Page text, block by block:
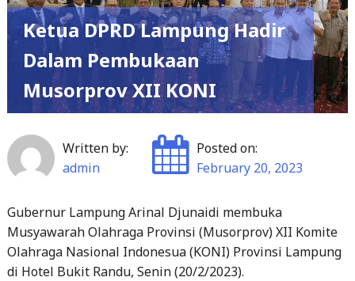
Ketua DPRD Lampung Hadir
Dalam Pembukaan
Musorprov XII KONI
Written by:
admin
Posted on:
February 20, 2023
Gubernur Lampung Arinal Djunaidi membuka
Musyawarah Olahraga Provinsi (Musorprov) XII Komite
Olahraga Nasional Indonesua (KONI) Provinsi Lampung
di Hotel Bukit Randu, Senin (20/2/2023).